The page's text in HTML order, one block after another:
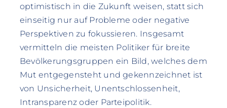
optimistisch in die Zukunft weisen, statt sich
einseitig nur auf Probleme oder negative
Perspektiven zu fokussieren. Insgesamt
vermitteln die meisten Politiker für breite
Bevölkerungsgruppen ein Bild, welches dem
Mut entgegensteht und gekennzeichnet ist
von Unsicherheit, Unentschlossenheit,
Intransparenz oder Parteipolitik.